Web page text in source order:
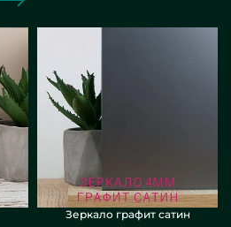
Зеркало графит сатин